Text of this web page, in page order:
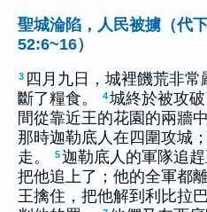
聖城淪陷，人民被擄（代
52:6~16）
3 四月九日，城裡饑荒非
斷了糧食。
4城終於被攻
間從靠近王的花園的兩牆
那時迦勒底人在四圍攻城
走。
5迦勒底人的軍隊追
把他追上了；他的全軍都
王擒住，把他解到利比拉